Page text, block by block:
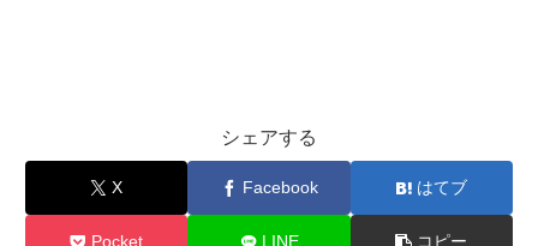
シェアする
X Facebook はてブ
Pocket LINE コピー